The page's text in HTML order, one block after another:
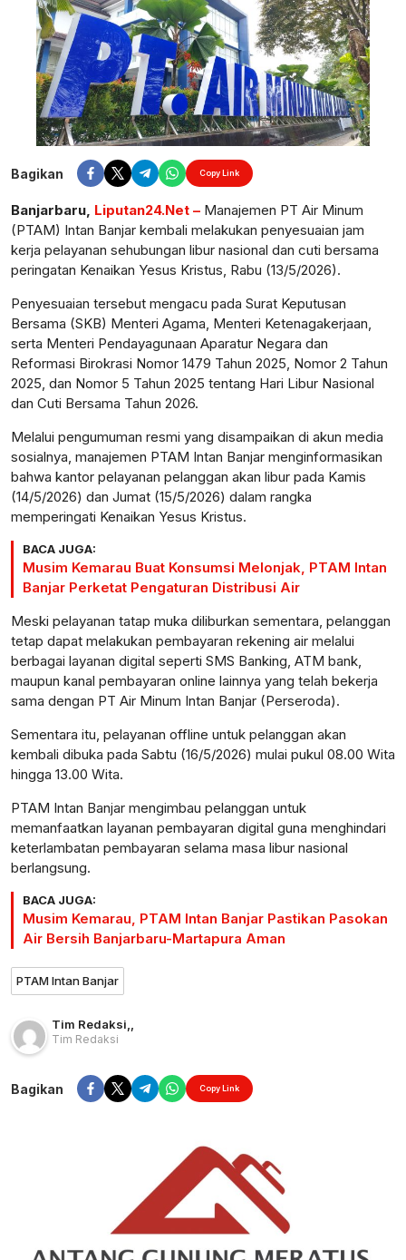
Bagikan Copy Link
Banjarbaru, Liputan24.Net – Manajemen PT Air Minum
(PTAM) Intan Banjar kembali melakukan penyesuaian jam
kerja pelayanan sehubungan libur nasional dan cuti bersama
peringatan Kenaikan Yesus Kristus, Rabu (13/5/2026).
Penyesuaian tersebut mengacu pada Surat Keputusan
Bersama (SKB) Menteri Agama, Menteri Ketenagakerjaan,
serta Menteri Pendayagunaan Aparatur Negara dan
Reformasi Birokrasi Nomor 1479 Tahun 2025, Nomor 2 Tahun
2025, dan Nomor 5 Tahun 2025 tentang Hari Libur Nasional
dan Cuti Bersama Tahun 2026.
Melalui pengumuman resmi yang disampaikan di akun media
sosialnya, manajemen PTAM Intan Banjar menginformasikan
bahwa kantor pelayanan pelanggan akan libur pada Kamis
(14/5/2026) dan Jumat (15/5/2026) dalam rangka
memperingati Kenaikan Yesus Kristus.
BACA JUGA:
Musim Kemarau Buat Konsumsi Melonjak, PTAM Intan
Banjar Perketat Pengaturan Distribusi Air
Meski pelayanan tatap muka diliburkan sementara, pelanggan
tetap dapat melakukan pembayaran rekening air melalui
berbagai layanan digital seperti SMS Banking, ATM bank,
maupun kanal pembayaran online lainnya yang telah bekerja
sama dengan PT Air Minum Intan Banjar (Perseroda).
Sementara itu, pelayanan offline untuk pelanggan akan
kembali dibuka pada Sabtu (16/5/2026) mulai pukul 08.00 Wita
hingga 13.00 Wita.
PTAM Intan Banjar mengimbau pelanggan untuk
memanfaatkan layanan pembayaran digital guna menghindari
keterlambatan pembayaran selama masa libur nasional
berlangsung.
BACA JUGA:
Musim Kemarau, PTAM Intan Banjar Pastikan Pasokan
Air Bersih Banjarbaru-Martapura Aman
PTAM Intan Banjar
Tim Redaksi
Tim Redaksi
Bagikan Copy Link